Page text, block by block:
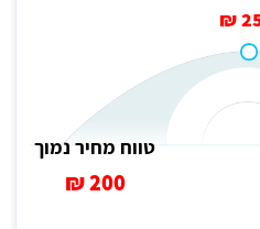
טווח מחיר נמוך
200 ₪